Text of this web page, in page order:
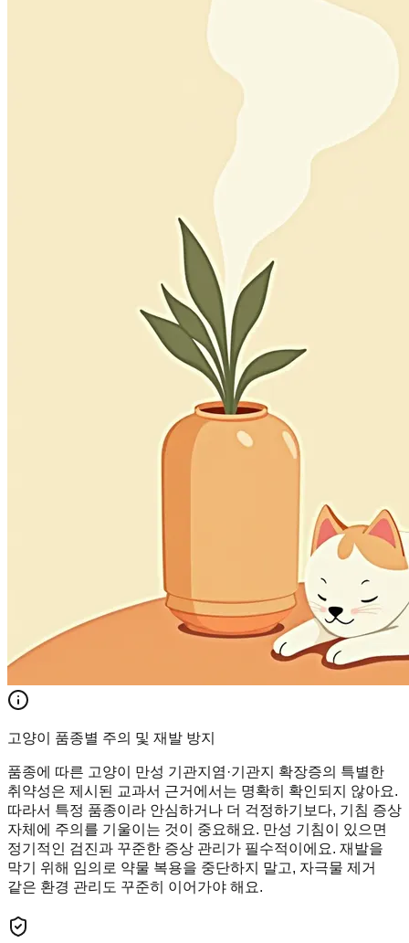
고양이 품종별 주의 및 재발 방지
품종에 따른 고양이 만성 기관지염·기관지 확장증의 특별한
취약성은 제시된 교과서 근거에서는 명확히 확인되지 않아요.
따라서 특정 품종이라 안심하거나 더 걱정하기보다, 기침 증상
자체에 주의를 기울이는 것이 중요해요. 만성 기침이 있으면
정기적인 검진과 꾸준한 증상 관리가 필수적이에요. 재발을
막기 위해 임의로 약물 복용을 중단하지 말고, 자극물 제거
같은 환경 관리도 꾸준히 이어가야 해요.